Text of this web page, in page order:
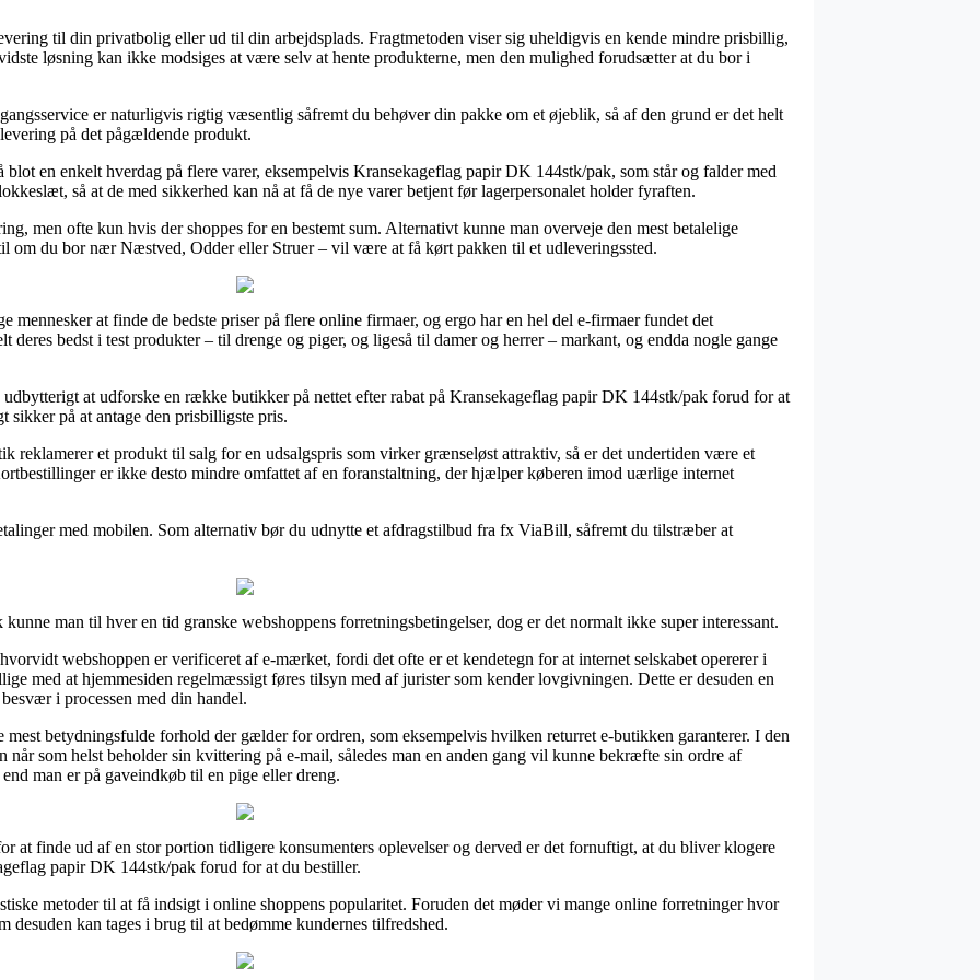
til din privatbolig eller ud til din arbejdsplads. Fragtmetoden viser sig uheldigvis en kende mindre prisbillig,
løsning kan ikke modsiges at være selv at hente produkterne, men den mulighed forudsætter at du bor i
er naturligvis rigtig væsentlig såfremt du behøver din pakke om et øjeblik, så af den grund er det helt
på det pågældende produkt.
blot en enkelt hverdag på flere varer, eksempelvis Kransekageflag papir DK 144stk/pak, som står og falder med
så at de med sikkerhed kan nå at få de nye varer betjent før lagerpersonalet holder fyraften.
men ofte kun hvis der shoppes for en bestemt sum. Alternativt kunne man overveje den mest betalelige
om du bor nær Næstved, Odder eller Struer – vil være at få kørt pakken til et udleveringssted.
mennesker at finde de bedste priser på flere online firmaer, og ergo har en hel del e-firmaer fundet det
deres bedst i test produkter – til drenge og piger, og ligeså til damer og herrer – markant, og endda nogle gange
at udforske en række butikker på nettet efter rabat på Kransekageflag papir DK 144stk/pak forud for at
sikker på at antage den prisbilligste pris.
reklamerer et produkt til salg for en udsalgspris som virker grænseløst attraktiv, så er det undertiden være et
er ikke desto mindre omfattet af en foranstaltning, der hjælper køberen imod uærlige internet
med mobilen. Som alternativ bør du udnytte et afdragstilbud fra fx ViaBill, såfremt du tilstræber at
man til hver en tid granske webshoppens forretningsbetingelser, dog er det normalt ikke super interessant.
webshoppen er verificeret af e-mærket, fordi det ofte er et kendetegn for at internet selskabet opererer i
med at hjemmesiden regelmæssigt føres tilsyn med af jurister som kender lovgivningen. Dette er desuden en
i processen med din handel.
mest betydningsfulde forhold der gælder for ordren, som eksempelvis hvilken returret e-butikken garanterer. I den
når som helst beholder sin kvittering på e-mail, således man en anden gang vil kunne bekræfte sin ordre af
man er på gaveindkøb til en pige eller dreng.
at finde ud af en stor portion tidligere konsumenters oplevelser og derved er det fornuftigt, at du bliver klogere
papir DK 144stk/pak forud for at du bestiller.
metoder til at få indsigt i online shoppens popularitet. Foruden det møder vi mange online forretninger hvor
kan tages i brug til at bedømme kundernes tilfredshed.